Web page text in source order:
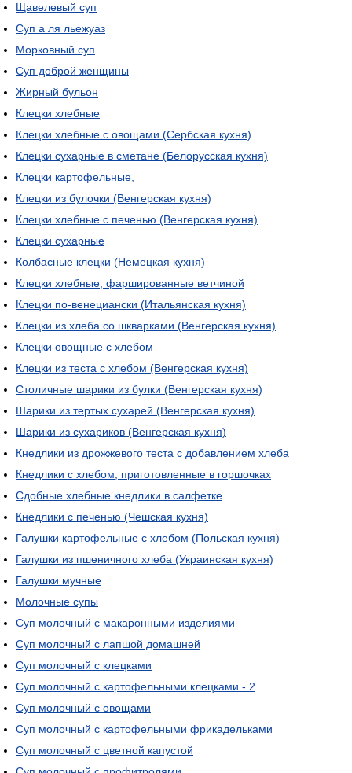
Щавелевый суп
Суп а ля льежуаз
Морковный суп
Суп доброй женщины
Жирный бульон
Клецки хлебные
Клецки хлебные с овощами (Сербская кухня)
Клецки сухарные в сметане (Белорусская кухня)
Клецки картофельные,
Клецки из булочки (Венгерская кухня)
Клецки хлебные с печенью (Венгерская кухня)
Клецки сухарные
Колбасные клецки (Немецкая кухня)
Клецки хлебные, фаршированные ветчиной
Клецки по-венециански (Итальянская кухня)
Клецки из хлеба со шкварками (Венгерская кухня)
Клецки овощные с хлебом
Клецки из теста с хлебом (Венгерская кухня)
Столичные шарики из булки (Венгерская кухня)
Шарики из тертых сухарей (Венгерская кухня)
Шарики из сухариков (Венгерская кухня)
Кнедлики из дрожжевого теста с добавлением хлеба
Кнедлики с хлебом, приготовленные в горшочках
Сдобные хлебные кнедлики в салфетке
Кнедлики с печенью (Чешская кухня)
Галушки картофельные с хлебом (Польская кухня)
Галушки из пшеничного хлеба (Украинская кухня)
Галушки мучные
Молочные супы
Суп молочный с макаронными изделиями
Суп молочный с лапшой домашней
Суп молочный с клецками
Суп молочный с картофельными клецками - 2
Суп молочный с овощами
Суп молочный с картофельными фрикадельками
Суп молочный с цветной капустой